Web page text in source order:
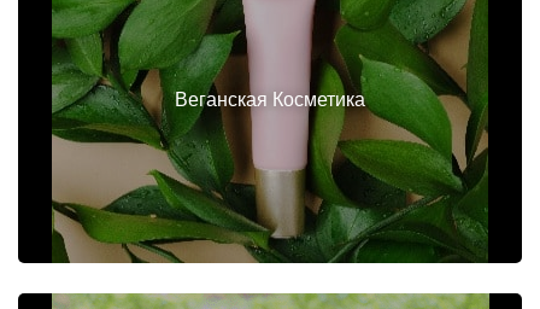
Веганская Косметика